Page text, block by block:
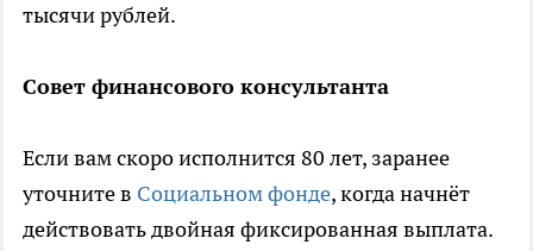
тысячи рублей.
Совет финансового консультанта
Если вам скоро исполнится 80 лет, заранее
уточните в Социальном фонде, когда начнёт
действовать двойная фиксированная выплата.